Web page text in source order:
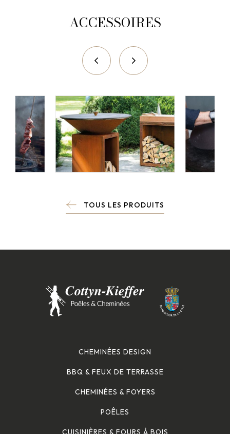
ACCESSOIRES
TOUS LES PRODUITS
CHEMINÉES DESIGN
BBQ & FEUX DE TERRASSE
CHEMINÉES & FOYERS
POÊLES
CUISINIÈRES & FOURS À BOIS